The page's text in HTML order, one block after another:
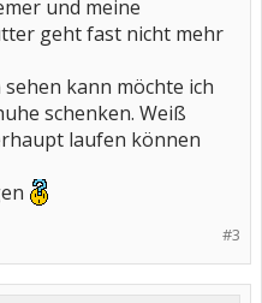
und meine
geht fast nicht mehr
kann möchte ich
schenken. Weiß
laufen können
#3